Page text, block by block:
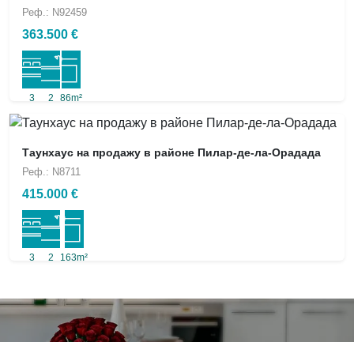
Реф.: N92459
363.500 €
3 2 86m²
Таунхаус на продажу в районе Пилар-де-ла-Орадада
Реф.: N8711
415.000 €
3 2 163m²